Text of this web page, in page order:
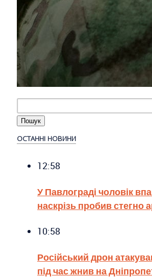
ОСТАННІ НОВИНИ
12:58
У Павлограді чоловік
наскрізь пробив стегно
10:58
Російський дрон
під час жнив на